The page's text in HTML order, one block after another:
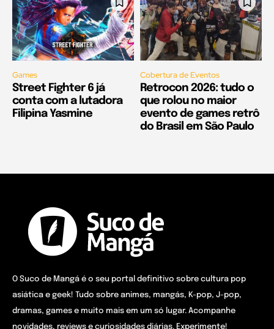
Games
Street Fighter 6 já
conta com a lutadora
Filipina Yasmine
Cobertura de Eventos
Retrocon 2026: tudo o
que rolou no maior
evento de games retrô
do Brasil em São Paulo
O Suco de Mangá é o seu portal definitivo sobre cultura pop
asiática e geek! Tudo sobre animes, mangás, K-pop, J-pop,
dramas, games e muito mais em um só lugar. Acompanhe
novidades, reviews e curiosidades diárias. Experimente!